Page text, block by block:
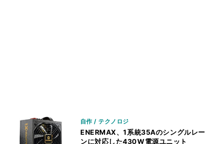
自作 / テクノロジ
ENERMAX、1系統35Aのシングルレー
ンに対応した430W電源ユニット